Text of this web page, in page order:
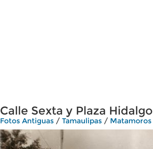
Calle Sexta y Plaza Hidalgo
Fotos Antiguas / Tamaulipas / Matamoros